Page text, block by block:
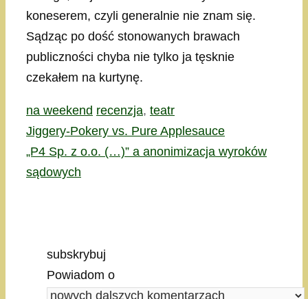
koneserem, czyli generalnie nie znam się.
Sądząc po dość stonowanych brawach
publiczności chyba nie tylko ja tęsknie
czekałem na kurtynę.
Kategorie
na weekend Tagi
recenzja, teatr
Jiggery-Pokery vs. Pure Applesauce
„P4 Sp. z o.o. (…)” a anonimizacja wyroków
sądowych
subskrybuj
Powiadom o